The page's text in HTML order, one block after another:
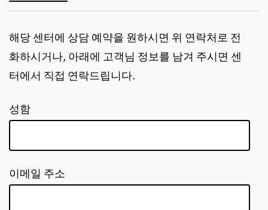
해당 센터에 상담 예약을 원하시면 위 연락처로 전
화하시거나, 아래에 고객님 정보를 남겨 주시면 센
터에서 직접 연락드립니다.
성함
이메일 주소